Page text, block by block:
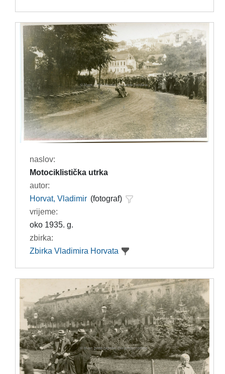
naslov:
Motociklistička utrka
autor:
Horvat, Vladimir (fotograf)
vrijeme:
oko 1935. g.
zbirka:
Zbirka Vladimira Horvata